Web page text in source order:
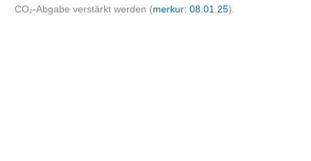
CO₂-Abgabe verstärkt werden (merkur: 08.01.25).